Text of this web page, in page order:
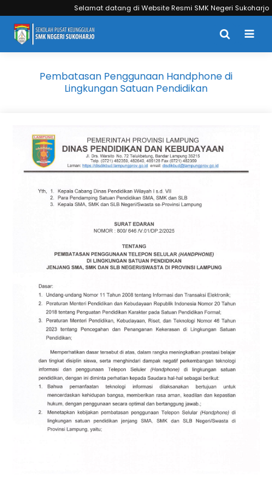
Selamat datang di Website Resmi SMK Negeri Sukoharjo
Pembatasan Penggunaan Handphone di
Lingkungan Satuan Pendidikan